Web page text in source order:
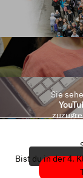
Sie
Bist du in der 4.